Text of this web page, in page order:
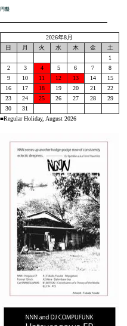
円盤
2026年8月
日
月 火 水 木 金
土
1
2
3 4 5 6 7
8
9
10 11 12 13 14
15
16
17 18 19 20 21
22
23
24 25 26 27 28
29
30
31
■Regular Holiday, August 2026